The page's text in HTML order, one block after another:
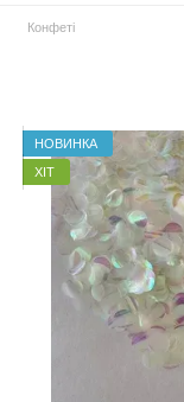
Конфеті
НОВИНКА
ХІТ